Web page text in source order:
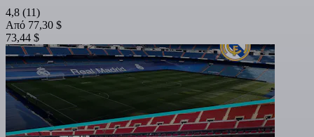
4,8 (11)
Από 77,30 $
73,44 $